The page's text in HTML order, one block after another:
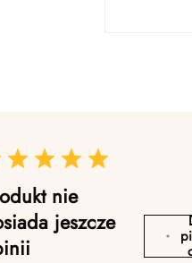
nie
jeszcze